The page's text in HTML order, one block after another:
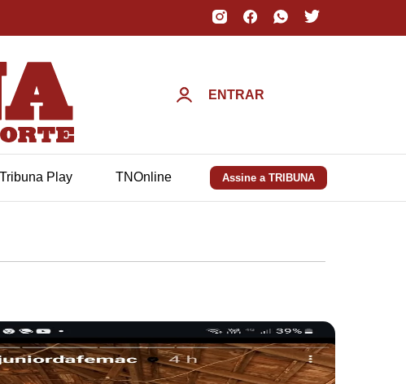
ENTRAR
Tribuna Play TNOnline Assine a TRIBUNA